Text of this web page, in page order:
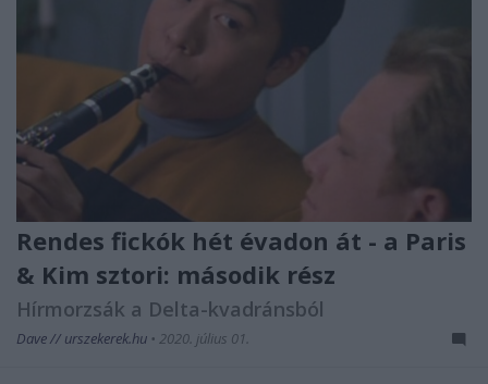
Rendes fickók hét évadon át - a Paris
& Kim sztori: második rész
Hírmorzsák a Delta-kvadránsból
Dave // urszekerek.hu • 2020. július 01.